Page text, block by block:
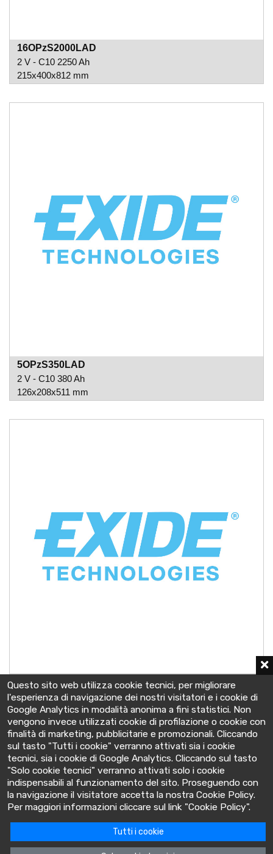
16OPzS2000LAD
2 V - C10 2250 Ah
215x400x812 mm
5OPzS350LAD
2 V - C10 380 Ah
126x208x511 mm
7OPzS700LAD
2 V - C10 750 Ah
147x208x686 mm
BatteryClinic
Via Cooperativa lime, 14 - 10095 - Grugliasco (TO) Italia
P.IVA: 10618480015
Questo sito web utilizza cookie tecnici, per migliorare
l'esperienza di navigazione dei nostri visitatori e i cookie di
Google Analytics in modalità anonima a fini statistici. Non
vengono invece utilizzati cookie di profilazione o cookie con
finalità di marketing, pubblicitarie e promozionali. Cliccando
sul tasto "Tutti i cookie" verranno attivati sia i cookie
tecnici, sia i cookie di Google Analytics. Cliccando sul tasto
"Solo cookie tecnici" verranno attivati solo i cookie
indispensabili al funzionamento del sito. Proseguendo con
la navigazione il visitatore accetta la nostra Cookie Policy.
Per maggiori informazioni cliccare sul link "Cookie Policy".
Tutti i cookie